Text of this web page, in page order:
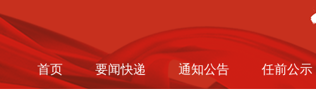
首页 要闻快递 通知公告 任前公示